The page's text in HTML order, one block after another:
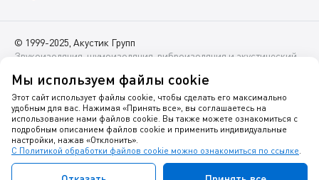
© 1999-2025, Акустик Групп
Звукоизоляция, шумоизоляция, виброизоляция и акустический
Данный интернет-сайт носит исключительно информационный
характер и ни при каких условиях не является публичной
офертой.
Политика оператора в отношении обработки персональных
данных
Мы используем файлы cookie
Этот сайт использует файлы cookie, чтобы сделать его максимально
удобным для вас. Нажимая «Принять все», вы соглашаетесь на
использование нами файлов cookie. Вы также можете ознакомиться с
подробным описанием файлов cookie и применить индивидуальные
настройки, нажав «Отклонить».
С Политикой обработки файлов cookie можно ознакомиться по ссылке.